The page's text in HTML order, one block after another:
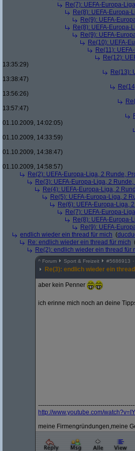
Re(7): UEFA-Europa-
Re(8): UEFA-Europa-
Re(9): UEFA-
Re(8): UEFA-Europa-
Re(9): UEFA-
Re(10): UEFA-
Re(11):
Re(12):
13:35:29)
Re(13):
13:38:47)
13:56:26)
13:57:47)
01.10.2009, 14:02:05)
01.10.2009, 14:33:59)
01.10.2009, 14:38:47)
01.10.2009, 14:58:57)
Re(2): UEFA-Europa-Liga, 2 Runde,
Re(3): UEFA-Europa-Liga, 2
Re(4): UEFA-Europa-Liga, 2
Re(5): UEFA-Europa-Liga, 2
Re(6): UEFA-Europa-Liga,
Re(7): UEFA-Europa-
Re(8): UEFA-Europa-
Re(9): UEFA-
endlich wieder ein thread für mich (
Re: endlich wieder ein thread für mich
Re(2): endlich wieder ein thread für
^ Forum Sport & Freizeit #5686913
Re(3): endlich wieder ein
aber kein Penner
ich erinne mich noch an deine
http://www.youtube.com/watch?
meine Firmengründungen,meine